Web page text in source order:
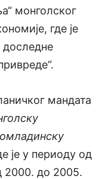
монголског
где је
доследне
мандата
је у периоду од
2000. до 2005.